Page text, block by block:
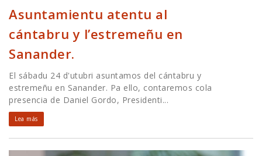
Asuntamientu atentu al
cántabru y l’estremeñu en
Sanander.
El sábadu 24 d'utubri asuntamos del cántabru y
estremeñu en Sanander. Pa ello, contaremos cola
presencia de Daniel Gordo, Presidenti...
Lea más